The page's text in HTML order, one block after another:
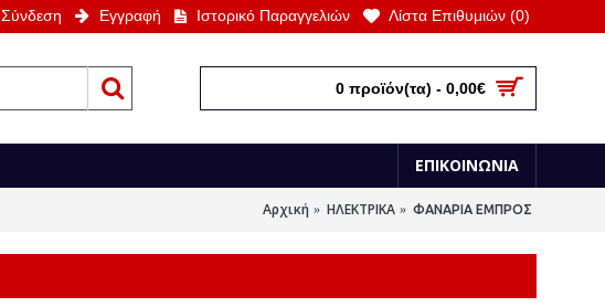
Σύνδεση Εγγραφή Ιστορικό Παραγγελιών Λίστα Επιθυμιών (0)
0 προϊόν(τα) - 0,00€
ΕΠΙΚΟΙΝΩΝΙΑ
Αρχική ΗΛΕΚΤΡΙΚΑ ΦΑΝΑΡΙΑ ΕΜΠΡΟΣ